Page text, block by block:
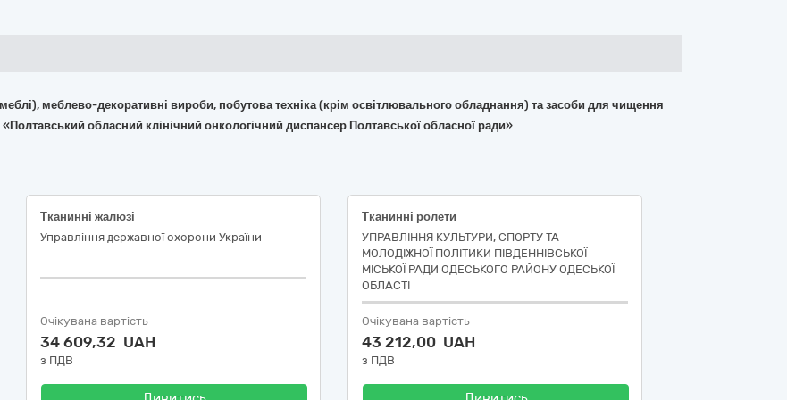
меблі), меблево-декоративні вироби, побутова техніка (крім освітлювального обладнання) та засоби для чищення
обласний клінічний онкологічний диспансер Полтавської обласної ради»
Тканинні жалюзі
Управління державної охорони України
Очікувана вартість
34 609,32 UAH
з ПДВ
Тканинні ролети
УПРАВЛІННЯ КУЛЬТУРИ, СПОРТУ ТА
МОЛОДІЖНОЇ ПОЛІТИКИ ПІВДЕННІВСЬКОЇ
МІСЬКОЇ РАДИ ОДЕСЬКОГО РАЙОНУ ОДЕСЬКОЇ
ОБЛАСТІ
Очікувана вартість
43 212,00 UAH
з ПДВ